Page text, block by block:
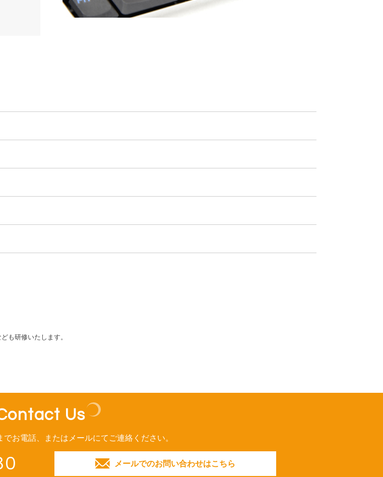
も研修いたします。
Us
お電話、 またはメールにてご連絡ください。
メールでのお問い合わせはこちら